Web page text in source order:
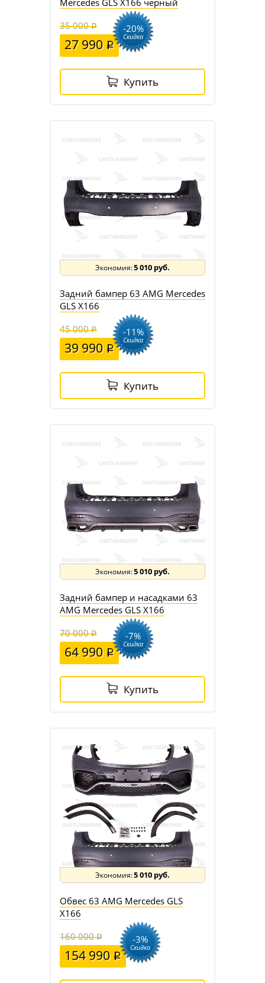
35 000
27 990
-20%
Скидка
Купить
5 010 руб.
Задний бампер 63 AMG Mercedes
GLS X166
45 000
39 990
-11%
Скидка
Купить
5 010 руб.
Задний бампер и насадками 63
AMG Mercedes GLS X166
70 000
64 990
-7%
Скидка
Купить
5 010 руб.
Обвес 63 AMG Mercedes GLS
X166
160 000
154 990
-3%
Скидка